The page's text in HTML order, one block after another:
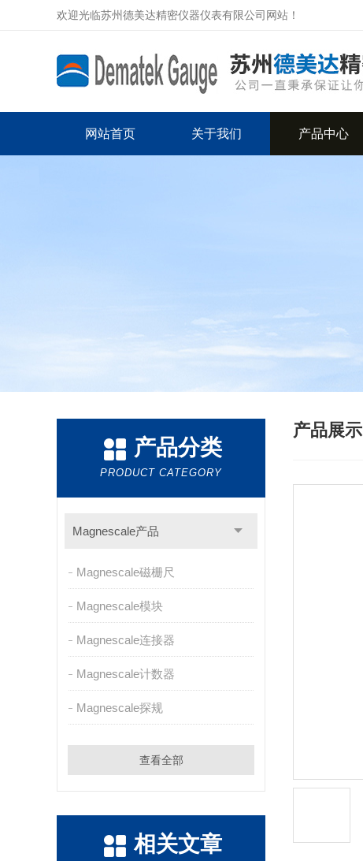
欢迎光临苏州德美达精密仪器仪表有限公司网站！
网站首页 关于我们 产品中心
产品分类
PRODUCT CATEGORY
Magnescale产品
Magnescale磁栅尺
Magnescale模块
Magnescale连接器
Magnescale计数器
Magnescale探规
查看全部
相关文章
产品展示